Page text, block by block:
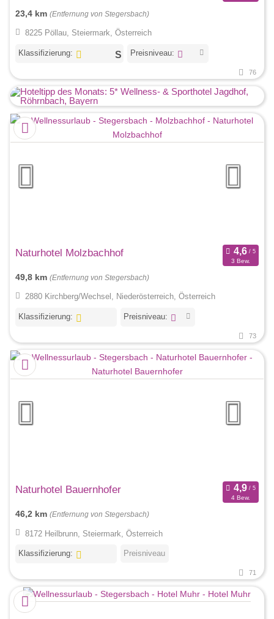
23,4 km (Entfernung von Stegersbach)
8225 Pöllau, Steiermark, Österreich
Klassifizierung: Preisniveau:
76
Naturhotel Molzbachhof
3 Bew.
49,8 km (Entfernung von Stegersbach)
2880 Kirchberg/Wechsel, Niederösterreich, Österreich
Klassifizierung: Preisniveau:
73
Naturhotel Bauernhofer
4 Bew.
46,2 km (Entfernung von Stegersbach)
8172 Heilbrunn, Steiermark, Österreich
Klassifizierung: Preisniveau
71